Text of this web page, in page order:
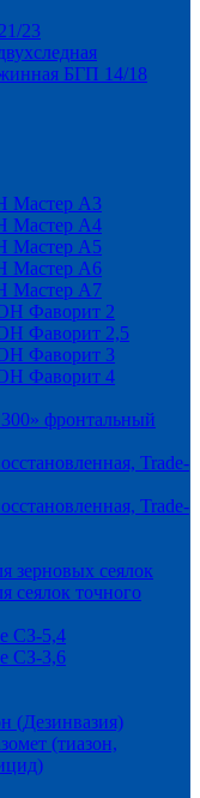
23
БГП 14/18
Мастер А3
Мастер А4
Мастер А5
Мастер А6
Мастер А7
Фаворит 2
Фаворит 2,5
Фаворит 3
Фаворит 4
фронтальный
Trade-
Trade-
зерновых сеялок
сеялок точного
СЗ-5,4
СЗ-3,6
(Дезинвазия)
(тиазон,